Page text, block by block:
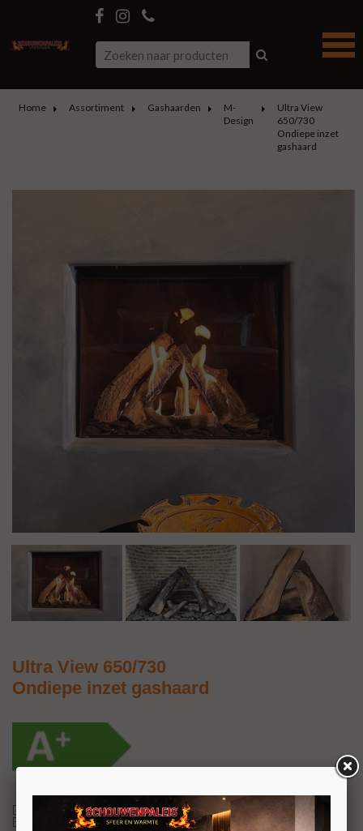
Home Assortiment Gashaarden
M-
Design
Ultra View
650/730
Ondiepe inzet
gashaard
Ultra View 650/730
Ondiepe inzet gashaard
DEZE INZET GASHAARD IS UITERMATE GESCHIKT VOOR
BESTAANDE SITUATIES